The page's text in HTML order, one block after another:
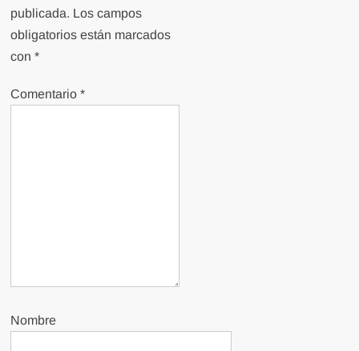
publicada. Los campos
obligatorios están marcados
con*
Comentario*
Nombre